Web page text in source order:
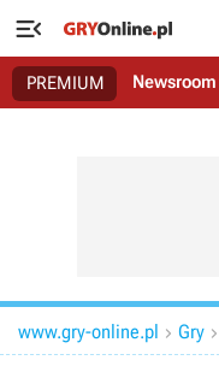

PREMIUM Newsroom
www.gry-online.pl  Gry 